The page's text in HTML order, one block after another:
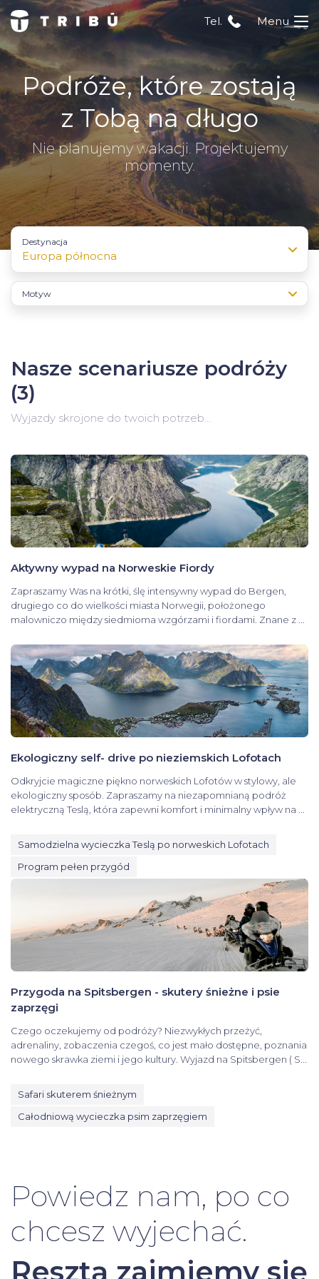
Tel. Menu
Podróże, które zostają
z Tobą na długo
Nie planujemy wakacji. Projektujemy
momenty.
Destynacja
Europa północna
Motyw
Nasze scenariusze podróży
(3)
Wyjazdy skrojone do twoich potrzeb…
Aktywny wypad na Norweskie Fiordy
Zapraszamy Was na krótki, ślę intensywny wypad do Bergen,
drugiego co do wielkości miasta Norwegii, położonego
malowniczo między siedmioma wzgórzami i fiordami. Znane z ...
Ekologiczny self- drive po nieziemskich Lofotach
Odkryjcie magiczne piękno norweskich Lofotów w stylowy, ale
ekologiczny sposób. Zapraszamy na niezapomnianą podróż
elektryczną Teslą, która zapewni komfort i minimalny wpływ na ...
Samodzielna wycieczka Teslą po norweskich Lofotach
Program pełen przygód
Przygoda na Spitsbergen - skutery śnieżne i psie
zaprzęgi
Czego oczekujemy od podróży? Niezwykłych przeżyć,
adrenaliny, zobaczenia czegoś, co jest mało dostępne, poznania
nowego skrawka ziemi i jego kultury. Wyjazd na Spitsbergen ( S...
Safari skuterem śnieżnym
Całodniową wycieczka psim zaprzęgiem
Powiedz nam, po co
chcesz wyjechać.
Resztą zajmiemy się